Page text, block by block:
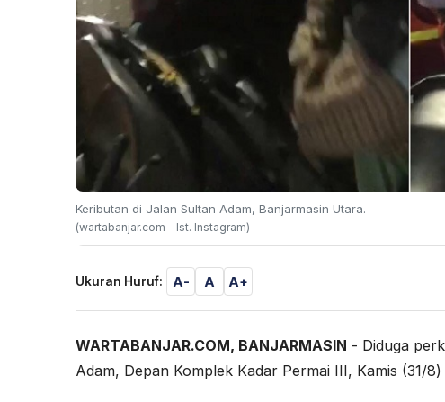
Keributan di Jalan Sultan Adam, Banjarmasin Utara.
(wartabanjar.com - Ist. Instagram)
Ukuran Huruf: A- A A+
WARTABANJAR.COM, BANJARMASIN - Diduga
Adam, Depan Komplek Kadar Permai III, Kamis (31/8)